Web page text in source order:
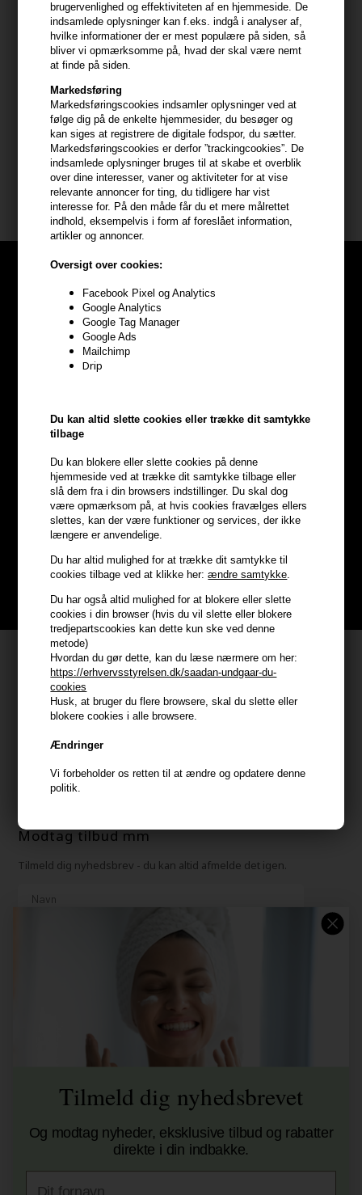
brugervenlighed og effektiviteten af en hjemmeside. De
indsamlede oplysninger kan f.eks. indgå i analyser af,
hvilke informationer der er mest populære på siden, så
bliver vi opmærksomme på, hvad der skal være nemt
at finde på siden.
Markedsføring
Markedsføringscookies indsamler oplysninger ved at
følge dig på de enkelte hjemmesider, du besøger og
kan siges at registrere de digitale fodspor, du sætter.
Markedsføringscookies er derfor ”trackingcookies”. De
indsamlede oplysninger bruges til at skabe et overblik
over dine interesser, vaner og aktiviteter for at vise
relevante annoncer for ting, du tidligere har vist
interesse for. På den måde får du et mere målrettet
indhold, eksempelvis i form af foreslået information,
artikler og annoncer.
Oversigt over cookies:
Facebook Pixel og Analytics
Google Analytics
Google Tag Manager
Google Ads
Mailchimp
Drip
Du kan altid slette cookies eller trække dit samtykke
tilbage
Du kan blokere eller slette cookies på denne
hjemmeside ved at trække dit samtykke tilbage eller
slå dem fra i din browsers indstillinger. Du skal dog
være opmærksom på, at hvis cookies fravælges ellers
slettes, kan der være funktioner og services, der ikke
længere er anvendelige.
Du har altid mulighed for at trække dit samtykke til
cookies tilbage ved at klikke her:ændre samtykke.
Du har også altid mulighed for at blokere eller slette
cookies i din browser (hvis du vil slette eller blokere
tredjepartscookies kan dette kun ske ved denne
metode)
Hvordan du gør dette, kan du læse nærmere om her:
https://erhvervsstyrelsen.dk/saadan-undgaar-du-
cookies
Husk, at bruger du flere browsere, skal du slette eller
blokere cookies i alle browsere.
Ændringer
Vi forbeholder os retten til at ændre og opdatere denne
politik.
Vi tilbagefører pengene med samme betalingsmiddel, som du
benyttede ved købet, medmindre vi har aftalt andet.
Vi kan tilbageholde betalingen indtil vi har modtaget varen, med
mindre du sender os dokumentation for at have returneret den.
Varen sendes til:
Hair247
Frisenborgvej 6A
7800 Skive
Vi modtager kun pakker, som sendes direkte til adressen.
Optjen5% bonuskronerpå
hele din ordre
handler
BLIV GRATIS MEDLEM HER
Kundeservice
HAIR247
Frisenborgvej 6A
CVR: 44874253
kundeservice@hair247.dk
Tlf. 23839799 (hverdage 9-14)
Modtag tilbud mm
Tilmeld dig nyhedsbrev - du kan altid afmelde det igen.
Jeg accepterer vilkår og betingelser.
Læs mere her
Husk at vi har
Gratis fragt til ved køb over 399 kr på udvalgte fragtformer
Vi sender samme hverdag ved bestilling inden kl 14:45
356 dages returret
+9600 anmeldelser på Trustpilot , 4.9 Rating
Vi er E-mærket - Din sikkerhed
Tilmeld dig nyhedsbrevet
Og modtag nyheder, eksklusive tilbud og rabatter
direkte i din indbakke.